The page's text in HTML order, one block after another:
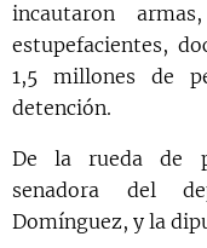
incautaron
estupefacientes,
1,5 millones de
detención.
De la rueda de
senadora del
Domínguez, y la